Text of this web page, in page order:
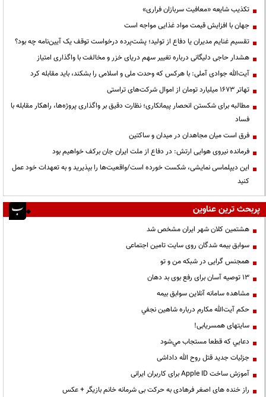
تکذیب شایعه «معافیت سربازان فراری»
جهان با افزایش قیمت مواد غذایی مواجه است
تقسیم غنایم مدیران یا دفاع از تولید؛ پشت‌پرده درخواست توقف یک آیین‌نامه چه بود؟
هشدار حاجی دلیگانی درباره تغییر سهم دریای خزر و مخالفت با واگذاری امتیاز
آیت‌الله جوادی آملی: با هرکس که وحدت ملی و اسلامی را بشکند، باید مقابله کرد
تهاتر ۱۶۷۳ میلیارد تومان از اموال شرکت‌های تراستی
مطالبه برای شکستن انحصار پیمانکاری؛ نظارت دقیق بر واگذاری پروژه‌ها، راهکار مقابله با
فساد
فرق است میان مجاهدان در میدان و ساکتین
فرمانده نیروی هوایی ارتش: در دفاع از ملت ایران جان برکف خواهیم بود
این دیپلماسی نمایشی، شکست خورده است/واقعیت‌ها را بپذیرید و به تعهدات خود عمل
کنید
پربحث ترین عناوین
هشتمین کلان شهر ایران مشخص شد
سوابق بیمه شدگان روی سایت تامین اجتماعی
همجنس گرایی در شبکه من و تو
13 توصیه آسان برای رفع بوی بد دهان
مشاهده سامانه آنلاين سوابق بیمه
حكم آيت‌الله مكارم درباره شاهين نجفي
سایتهای همسریابی!
دعايي كه قطعا مستجاب مي‌شود
جزئیات جدید قتل روح الله داداشی
آموزش ساخت Apple ID برای کاربران ایرانی
راز خنده های اصغر فرهادی به حرکت بی شرمانه خانم بازیگر + عکس